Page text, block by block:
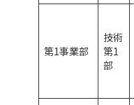
第1事業部
技術
第1
部